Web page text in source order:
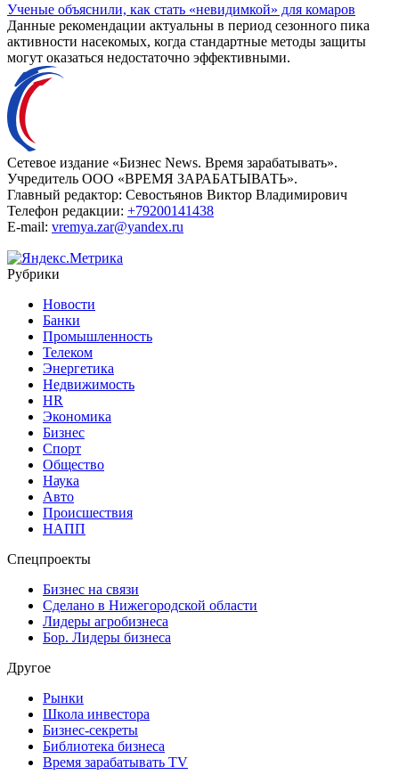
Ученые объяснили, как стать «невидимкой» для комаров
Данные рекомендации актуальны в период сезонного пика
активности насекомых, когда стандартные методы защиты
могут оказаться недостаточно эффективными.
Сетевое издание «Бизнес News. Время зарабатывать».
Учредитель ООО «ВРЕМЯ ЗАРАБАТЫВАТЬ».
Главный редактор: Севостьянов Виктор Владимирович
Телефон редакции: +79200141438
E-mail: vremya.zar@yandex.ru
Рубрики
Новости
Банки
Промышленность
Телеком
Энергетика
Недвижимость
HR
Экономика
Бизнес
Спорт
Общество
Наука
Авто
Происшествия
НАПП
Спецпроекты
Бизнес на связи
Сделано в Нижегородской области
Лидеры агробизнеса
Бор. Лидеры бизнеса
Другое
Рынки
Школа инвестора
Бизнес-секреты
Библиотека бизнеса
Время зарабатывать TV